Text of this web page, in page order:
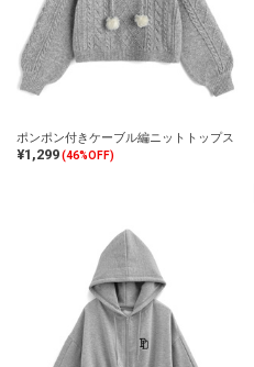
ポンポン付きケーブル編ニットトップス
¥1,299(46%OFF)